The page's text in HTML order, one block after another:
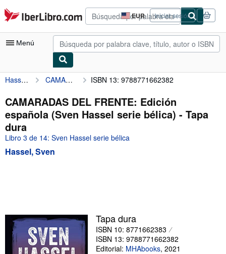
Pasar al contenido principal
IberLibro.com EUR
Preferencias
de
compra
del
Iniciar sesión
Menú
Mi cuenta
Consultar mis pedidos
Búsqueda avanzada
Colecciones
Libros antiguos
Ayuda
CERRAR
Hassel, Sven CAMARADAS DEL FRENTE: Edición española (Sven Hassel serie bélica) ISBN 13: 9788771662382
CAMARADAS DEL FRENTE: Edición
española (Sven Hassel serie bélica) - Tapa
dura
Libro 3 de 14: Sven Hassel serie bélica
Hassel, Sven
Tapa dura
ISBN 10: 8771662383
ISBN 13: 9788771662382
Editorial: MHAbooks, 2021